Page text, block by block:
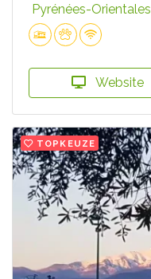
Pyrénées-Orientales
Website
TOPKEUZE